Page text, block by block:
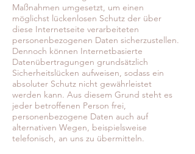
Maßnahmen umgesetzt, um einen
möglichst lückenlosen Schutz der über
diese Internetseite verarbeiteten
personenbezogenen Daten sicherzustellen.
Dennoch können Internetbasierte
Datenübertragungen grundsätzlich
Sicherheitslücken aufweisen, sodass ein
absoluter Schutz nicht gewährleistet
werden kann. Aus diesem Grund steht es
jeder betroffenen Person frei,
personenbezogene Daten auch auf
alternativen Wegen, beispielsweise
telefonisch, an uns zu übermitteln.